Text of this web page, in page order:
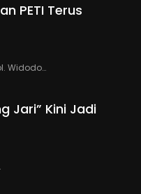
PETI Terus
Widodo…
Jari” Kini Jadi